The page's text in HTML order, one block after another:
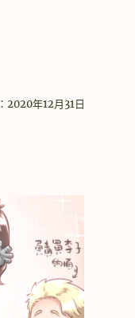
2020年12月31日